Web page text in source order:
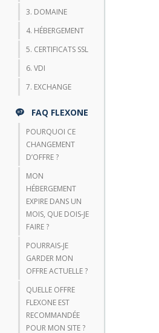
3. DOMAINE
4. HÉBERGEMENT
5. CERTIFICATS SSL
6. VDI
7. EXCHANGE
FAQ FLEXONE
POURQUOI CE
CHANGEMENT
D’OFFRE ?
MON
HÉBERGEMENT
EXPIRE DANS UN
MOIS, QUE DOIS-JE
FAIRE ?
POURRAIS-JE
GARDER MON
OFFRE ACTUELLE ?
QUELLE OFFRE
FLEXONE EST
RECOMMANDÉE
POUR MON SITE ?